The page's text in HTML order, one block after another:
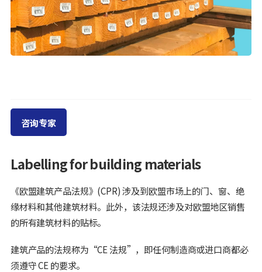
Labelling for building materials
《欧盟建筑产品法规》(CPR) 涉及到欧盟市场上的门、窗、绝
缘材料和其他建筑材料。此外，该法规还涉及对欧盟地区销售
的所有建筑材料的贴标。
建筑产品的法规称为“CE 法规”，即任何制造商或进口商都必
须遵守 CE 的要求。
咨询专家